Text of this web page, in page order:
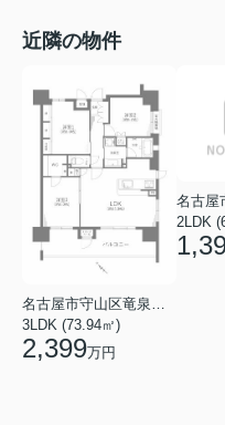
近隣の物件
3LDK (73.94㎡)
2,399万円
2LDK